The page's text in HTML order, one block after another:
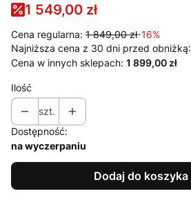
1 549,00 zł
Cena regularna: 1 849,00 zł-16%
Najniższa cena z 30 dni przed obniżką:
Cena w innych sklepach: 1 899,00 zł
Ilość
szt.
Dostępność:
na wyczerpaniu
Dodaj do koszyka